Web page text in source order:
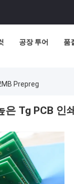
공장 투어 품
Prepreg
은 Tg PCB 인